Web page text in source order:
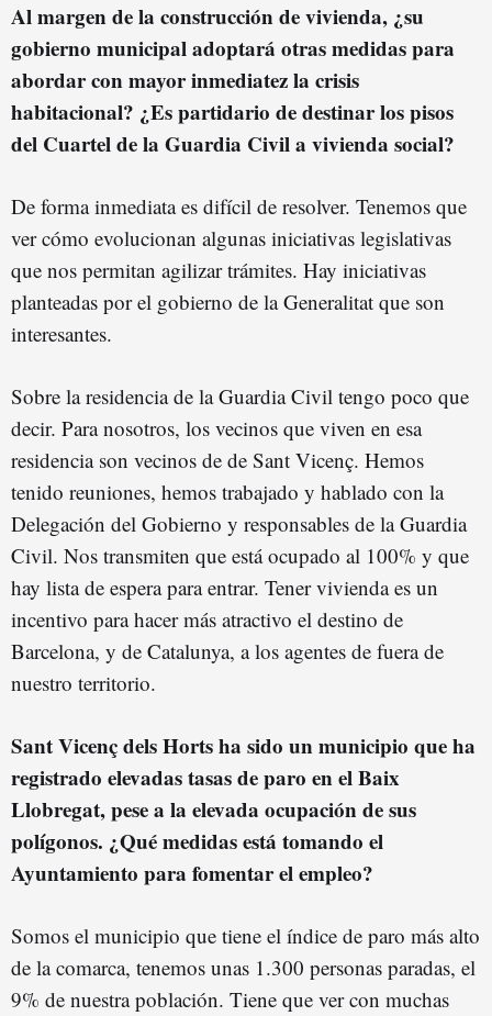
Al margen de la construcción de vivienda, ¿su
gobierno municipal adoptará otras medidas para
abordar con mayor inmediatez la crisis
habitacional? ¿Es partidario de destinar los pisos
del Cuartel de la Guardia Civil a vivienda social?
De forma inmediata es difícil de resolver. Tenemos que
ver cómo evolucionan algunas iniciativas legislativas
que nos permitan agilizar trámites. Hay iniciativas
planteadas por el gobierno de la Generalitat que son
interesantes.
Sobre la residencia de la Guardia Civil tengo poco que
decir. Para nosotros, los vecinos que viven en esa
residencia son vecinos de de Sant Vicenç. Hemos
tenido reuniones, hemos trabajado y hablado con la
Delegación del Gobierno y responsables de la Guardia
Civil. Nos transmiten que está ocupado al 100% y que
hay lista de espera para entrar. Tener vivienda es un
incentivo para hacer más atractivo el destino de
Barcelona, y de Catalunya, a los agentes de fuera de
nuestro territorio.
Sant Vicenç dels Horts ha sido un municipio que ha
registrado elevadas tasas de paro en el Baix
Llobregat, pese a la elevada ocupación de sus
polígonos. ¿Qué medidas está tomando el
Ayuntamiento para fomentar el empleo?
Somos el municipio que tiene el índice de paro más alto
de la comarca, tenemos unas 1.300 personas paradas, el
9% de nuestra población. Tiene que ver con muchas